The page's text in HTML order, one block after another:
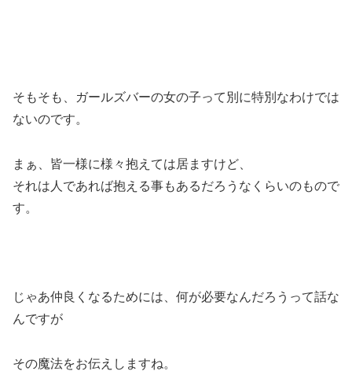
そもそも、ガールズバーの女の子って別に特別なわけでは
ないのです。
まぁ、皆一様に様々抱えては居ますけど、
それは人であれば抱える事もあるだろうなくらいのもので
す。
じゃあ仲良くなるためには、何が必要なんだろうって話な
んですが
その魔法をお伝えしますね。